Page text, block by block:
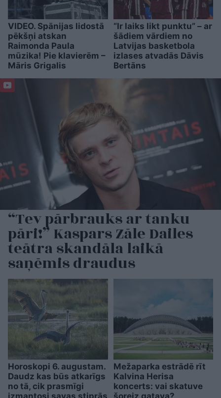
VIDEO. Spānijas lidostā
pēkšņi atskan
Raimonda Paula
mūzika! Pie klavierēm –
Māris Grigalis
“Ir laiks likt punktu” – ar
šādiem vārdiem no
Latvijas basketbola
izlases atvadās Dāvis
Bertāns
“Tev pārbrauks ar tanku
pāri!” Kaspars Zāle Dailes
teātra skandāla laikā
saņēmis draudus
Horoskopi 6. augustam.
Daudz kas būs atkarīgs
no tā, cik prasmīgi
Mežaparka estrādē rīt
Kalvina Herisa
koncerts: vai skatuve